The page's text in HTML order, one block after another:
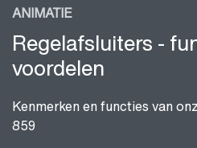
ANIMATIE
Regelafsluiters -
voordelen
Kenmerken en functies van
859